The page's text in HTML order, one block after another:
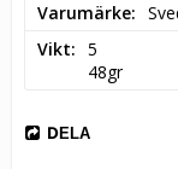
Varumärke
Vikt
5
48gr
DELA